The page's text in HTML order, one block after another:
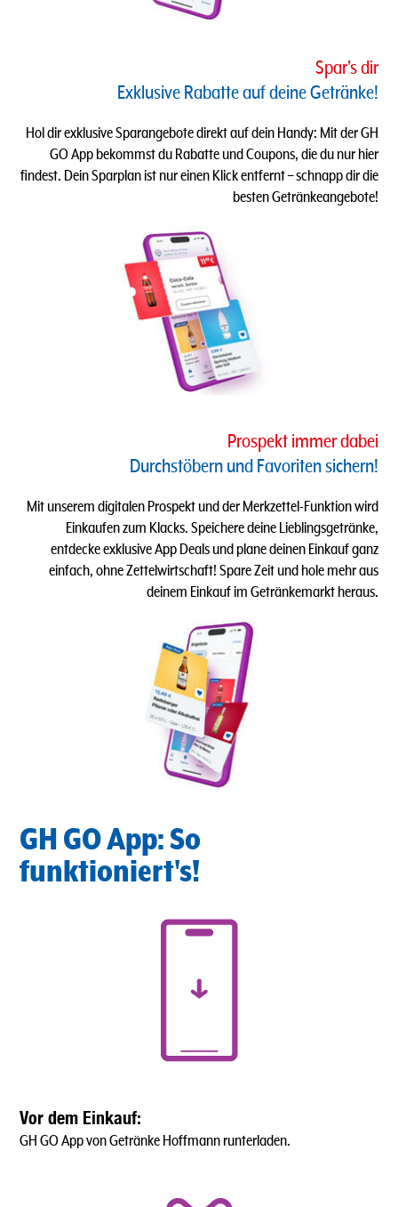
Spar's dir
Exklusive Rabatte auf deine Getränke!
Hol dir exklusive Sparangebote direkt auf dein Handy: Mit der GH
GO App bekommst du Rabatte und Coupons, die du nur hier
findest. Dein Sparplan ist nur einen Klick entfernt – schnapp dir die
besten Getränkeangebote!
Prospekt immer dabei
Durchstöbern und Favoriten sichern​!
Mit unserem digitalen Prospekt und der Merkzettel-Funktion wird
Einkaufen zum Klacks.​​ Speichere deine Lieblingsgetränke,
entdecke exklusive App Deals und plane deinen Einkauf ganz
einfach, ohne Zettelwirtschaft! Spare Zeit und hole mehr aus
deinem Einkauf im Getränkemarkt heraus.
GH GO App: So
funktioniert's!
Vor dem Einkauf:
GH GO App von Getränke Hoffmann runterladen.